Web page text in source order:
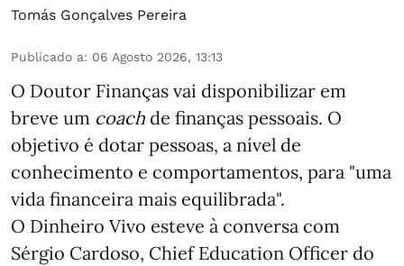
Tomás Gonçalves Pereira
Publicado a: 06 Agosto 2026, 13:13
O Doutor Finanças vai disponibilizar em
breve um coach de finanças pessoais. O
objetivo é dotar pessoas, a nível de
conhecimento e comportamentos, para "uma
vida financeira mais equilibrada".
O Dinheiro Vivo esteve à conversa com
Sérgio Cardoso, Chief Education Officer do